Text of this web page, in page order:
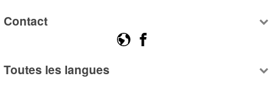
Contact
Toutes les langues